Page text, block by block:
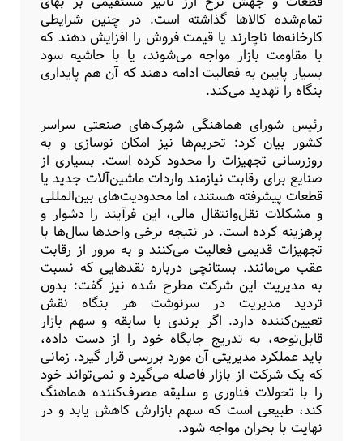
تمام‌شده کالاها گذاشته است. در چنین شرایطی
کارخانه‌ها ناچارند یا قیمت فروش را افزایش دهند که
با مقاومت بازار مواجه می‌شوند، یا با حاشیه سود
بسیار پایین به فعالیت ادامه دهند که آن هم پایداری
بنگاه را تهدید می‌کند.
رئیس شورای هماهنگی شهرک‌های صنعتی سراسر
کشور بیان کرد: تحریم‌ها نیز امکان نوسازی و به‌
روزرسانی تجهیزات را محدود کرده است. بسیاری از
صنایع برای رقابت نیازمند واردات ماشین‌آلات جدید یا
قطعات پیشرفته هستند، اما محدودیت‌های بین‌المللی
و مشکلات نقل‌وانتقال مالی، این فرآیند را دشوار و
پرهزینه کرده است. در نتیجه برخی واحدها سال‌ها با
تجهیزات قدیمی فعالیت می‌کنند و به مرور از رقابت
عقب می‌مانند. بستانچی درباره نقدهایی که نسبت
به مدیریت این شرکت مطرح شده نیز گفت: بدون
تردید مدیریت در سرنوشت هر بنگاه نقش
تعیین‌کننده دارد. اگر برندی با سابقه و سهم بازار
قابل‌توجه، به تدریج جایگاه خود را از دست داده،
باید عملکرد مدیریتی آن مورد بررسی قرار گیرد. زمانی
که یک شرکت از بازار فاصله می‌گیرد و نمی‌تواند خود
را با تحولات فناوری و سلیقه مصرف‌کننده هماهنگ
کند، طبیعی است که سهم بازارش کاهش یابد و در
نهایت با بحران مواجه شود.